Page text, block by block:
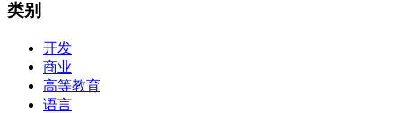
类别
开发
商业
高等教育
语言